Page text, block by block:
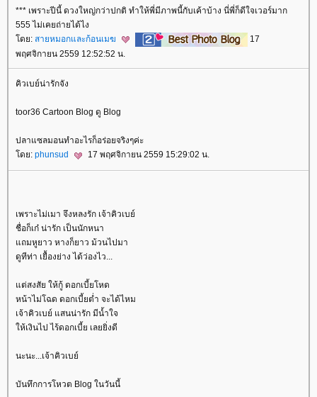
*** เพราะปีนี้ ดวงใหญ่กว่าปกติ ทำให้พี่มีภาพนี้กับเค้าบ้าง นี่พี่ก็ดีใจเวอร์มาก
555 ไม่เคยถ่ายได้ไง
ดย: สายหมอกและก้อนเมฆ
17
พฤศจิกายน 2559 12:52:52 น.
คิวเบย์น่ารักจัง
toor36 Cartoon Blog ดู Blog
ปลาแซลมอนทำอะไรก็อร่อยจริงๆค่ะ
ดย: phunsud 17 พฤศจิกายน 2559 15:29:02 น.
เพราะไม่เมา จึงหลงรัก เจ้าคิวเบย์
ชื่อก็เก๋ น่ารัก เป็นนักหนา
ถมหูยาว หางก็ยาว ม้วนไปมา
ดูทีท่า เยื้องย่าง ได้ว่องไว...
ต่สงสัย ให้กู้ ดอกเบี้ยโหด
หน้าไม่โฉด ดอกเบี้ยต่ำ จะได้ไหม
เจ้าคิวเบย์ แสนน่ารัก มีน้ำใจ
ห้เงินไป ไร้ดอกเบี้ย เลยยิ่งดี
นะนะ...เจ้าคิวเบย์
บันทึกการโหวต Blog ในวันนี้